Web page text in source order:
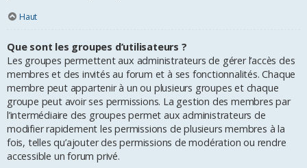
Haut
Que sont les groupes d’utilisateurs ?
Les groupes permettent aux administrateurs de gérer l’accès des
membres et des invités au forum et à ses fonctionnalités. Chaque
membre peut appartenir à un ou plusieurs groupes et chaque
groupe peut avoir ses permissions. La gestion des membres par
l’intermédiaire des groupes permet aux administrateurs de
modifier rapidement les permissions de plusieurs membres à la
fois, telles qu’ajouter des permissions de modération ou rendre
accessible un forum privé.